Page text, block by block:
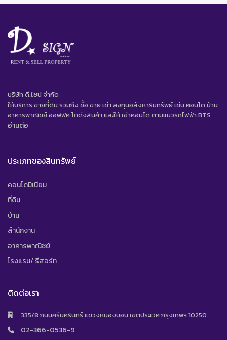
บริษัท ดี.ไซน์ จํากัด
ให้บริการ ขายที่ดิน รวมถึง ซื้อ ขาย เช่า ลงทุนอสังหาริมทรัพย์ เช่น คอนโด บ้าน
อาคารพาณิชย์ ออฟฟิศ โกดังสินค้า และให้ เช่าคอนโด ตามแนวรถไฟฟ้า BTS
อ่านต่อ
ประเภทของสินทรัพย์
คอนโดมิเนียม
ที่ดิน
บ้าน
สำนักงาน
อาคารพาณิชย์
โรงแรม/ รีสอร์ท
ติดต่อเรา
335/8 ถนนศรีนครินทร์ แขวงหนองบอน เขตประเวศ กรุงเทพฯ 10250
02-366-0536-9